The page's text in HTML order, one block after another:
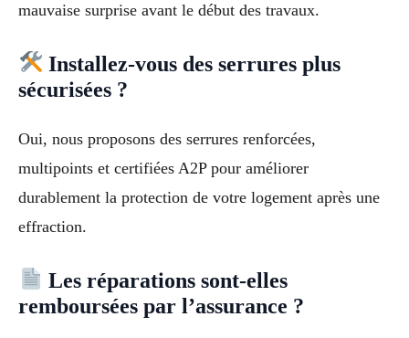
mauvaise surprise avant le début des travaux.
Installez-vous des serrures plus
sécurisées ?
Oui, nous proposons des serrures renforcées,
multipoints et certifiées A2P pour améliorer
durablement la protection de votre logement après une
effraction.
Les réparations sont-elles
remboursées par l’assurance ?